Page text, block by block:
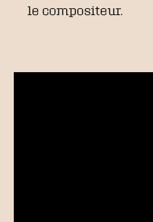
le compositeur.